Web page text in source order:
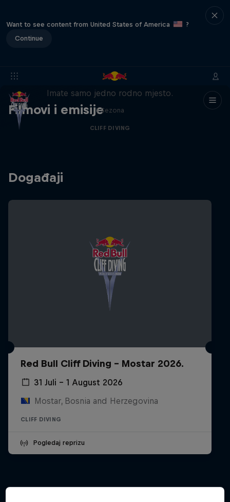
Want to see content from United States of America
?
Continue
Filmovi i emisije
Roots
Imate samo jedno rodno mjesto.
1 Sezona
CLIFF DIVING
Događaji
Red Bull Cliff Diving - Mostar 2026.
31 Juli – 1 August 2026
Mostar, Bosnia and Herzegovina
CLIFF DIVING
Pogledaj reprizu